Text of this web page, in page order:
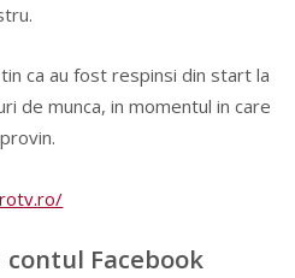
ca au fost respinsi din start la
de munca, in momentul in care
Facebook